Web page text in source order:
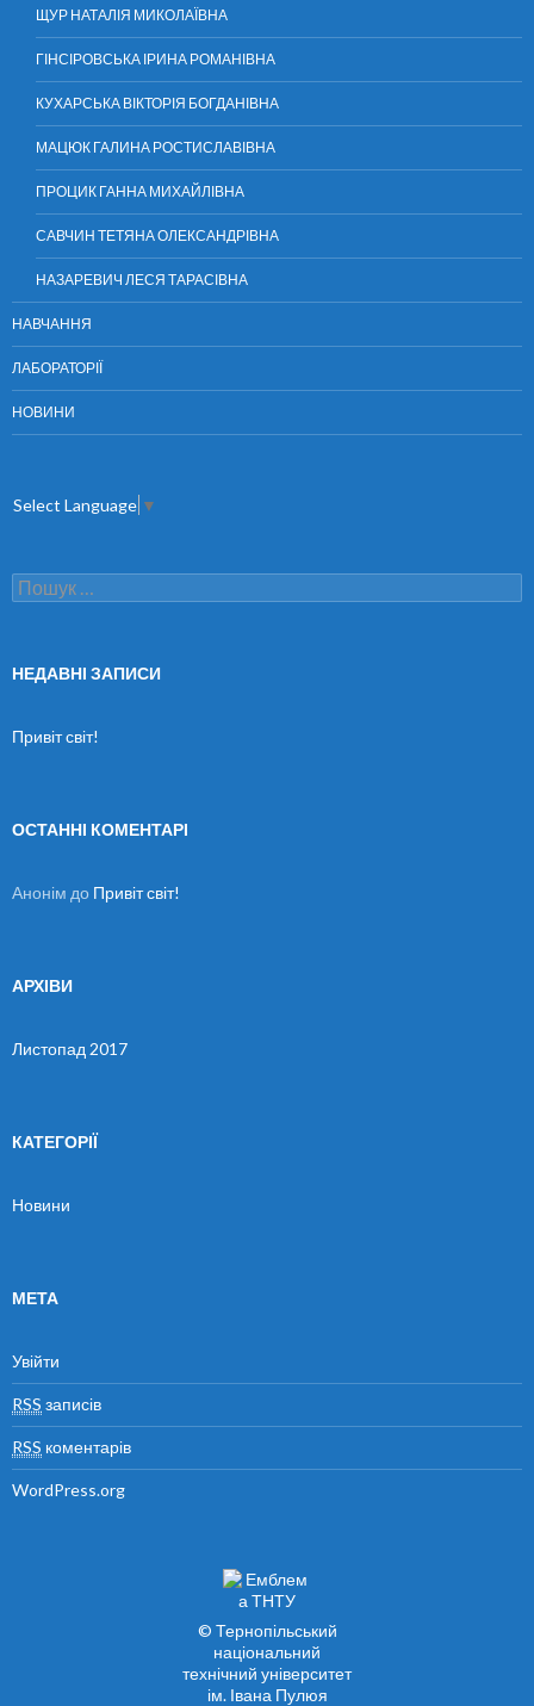
ЩУР НАТАЛІЯ МИКОЛАЇВНА
ГІНСІРОВСЬКА ІРИНА РОМАНІВНА
КУХАРСЬКА ВІКТОРІЯ БОГДАНІВНА
МАЦЮК ГАЛИНА РОСТИСЛАВІВНА
ПРОЦИК ГАННА МИХАЙЛІВНА
САВЧИН ТЕТЯНА ОЛЕКСАНДРІВНА
НАЗАРЕВИЧ ЛЕСЯ ТАРАСІВНА
НАВЧАННЯ
ЛАБОРАТОРІЇ
НОВИНИ
Select Language ▼
П
о
к
НЕДАВНІ ЗАПИСИ
Привіт світ!
ОСТАННІ КОМЕНТАРІ
Анонім до Привіт світ!
АРХІВИ
Листопад 2017
КАТЕГОРІЇ
Новини
МЕТА
Увійти
RSS записів
RSS коментарів
WordPress.org
© Тернопільський
національний
технічний університет
ім. Івана Пулюя